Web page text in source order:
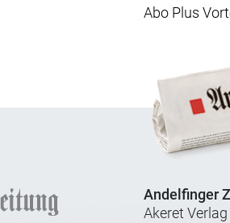
Abo Plus
Andelfinger
Akeret